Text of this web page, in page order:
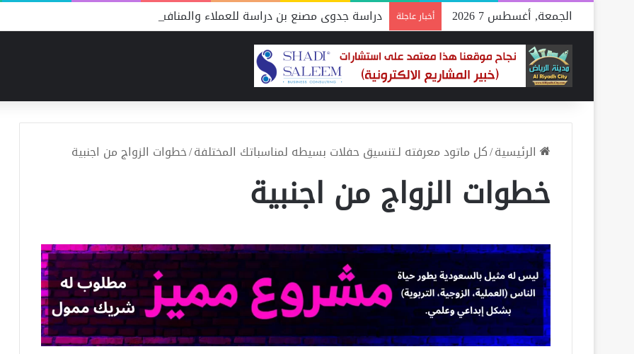
الجمعة, أغسطس 7 2026 أخبار عاجلة دراسة جدوى مصنع بن دراسة للعملاء والمنافسين
الرئيسية/كل ماتود معرفته لـتنسيق حفلات بسيطه لمناسباتك المختلفة/خطوات الزواج من اجنبية
خطوات الزواج من اجنبية